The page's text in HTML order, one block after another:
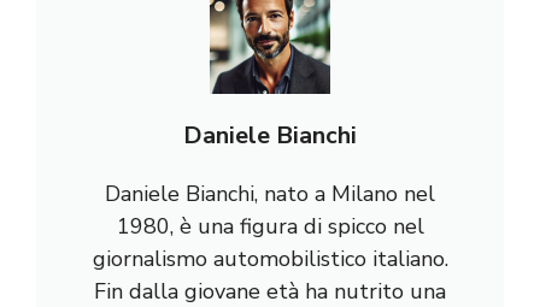
Daniele Bianchi
Daniele Bianchi, nato a Milano nel
1980, è una figura di spicco nel
giornalismo automobilistico italiano.
Fin dalla giovane età ha nutrito una